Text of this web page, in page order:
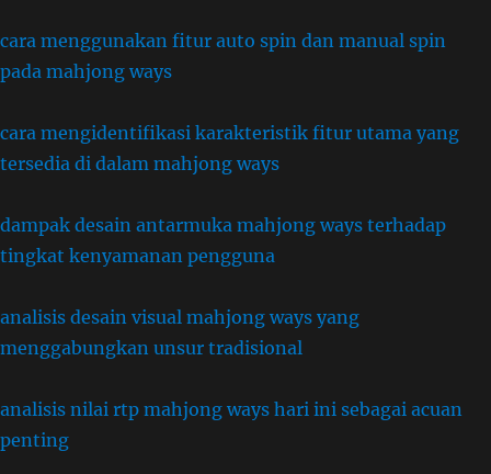
cara menggunakan fitur auto spin dan manual spin
pada mahjong ways
cara mengidentifikasi karakteristik fitur utama yang
tersedia di dalam mahjong ways
dampak desain antarmuka mahjong ways terhadap
tingkat kenyamanan pengguna
analisis desain visual mahjong ways yang
menggabungkan unsur tradisional
analisis nilai rtp mahjong ways hari ini sebagai acuan
penting